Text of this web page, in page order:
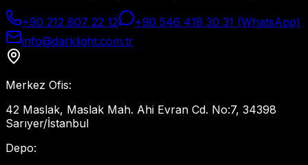
+90 212 807 22 12
+90 546 418 30 31 (WhatsApp)
info@darklight.com.tr
Merkez Ofis:
42 Maslak, Maslak Mah. Ahi Evran Cd. No:7, 34398
Sarıyer/İstanbul
Depo: